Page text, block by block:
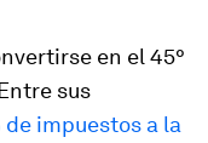
en el 45°
sus
de impuestos a la